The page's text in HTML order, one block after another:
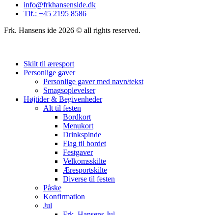
info@frkhansenside.dk
Tlf.: +45 2195 8586
Frk. Hansens ide 2026 © all rights reserved.
Skilt til æresport
Personlige gaver
Personlige gaver med navn/tekst
Smagsoplevelser
Højtider & Begivenheder
Alt til festen
Bordkort
Menukort
Drinkspinde
Flag til bordet
Festgaver
Velkomsskilte
Æresportskilte
Diverse til festen
Påske
Konfirmation
Jul